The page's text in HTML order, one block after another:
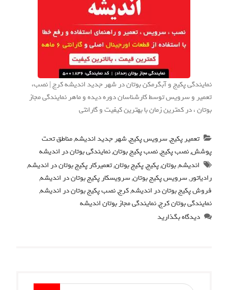
نمایندگی پکیج و آبگرمکن بوتان در شهر جدید اندیشه کرج | نصب،
تعمیر و سرویس توسط کارشناسان دوره دیده و ماهر نمایندگی مجاز
بوتان ، در کمترین زمان با بهترین کیفیت و گارانتی
تعمیر پکیج,سرویس پکیج,شهر جدید اندیشه,مناطق تحت
پوشش,نصب پکیج,نصب پکیج بوتان,نمایندگی بوتان در اندیشه
اندیشه,بوتان,پکیج,پکیج بوتان,تعمیرکار پکیج بوتان در اندیشه,
رادیاتور,سرویس پکیج بوتان,سرویسکار پکیج بوتان در اندیشه,
فروش پکیج بوتان در اندیشه,کرج,نصب پکیج بوتان در اندیشه,
نمایندگی بوتان کرج,نمایندگی مجاز بوتان اندیشه
دیدگاه بگذارید